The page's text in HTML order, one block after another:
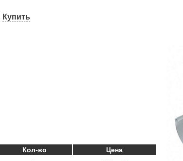
Купить
Кол-во
Цена